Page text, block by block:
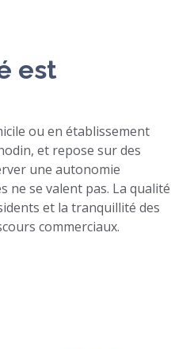
est
ou en établissement
et repose sur des
une autonomie
ne se valent pas. La qualité
et la tranquillité des
commerciaux.